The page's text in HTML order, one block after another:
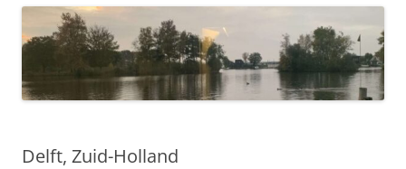
Delft, Zuid-Holland